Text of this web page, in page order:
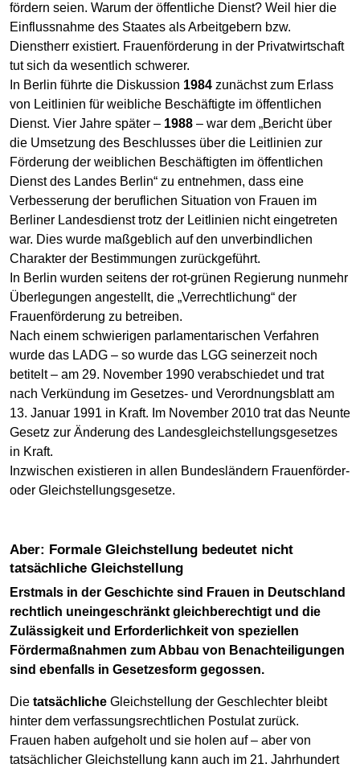
fördern seien. Warum der öffentliche Dienst? Weil hier die
Einflussnahme des Staates als Arbeitgebern bzw.
Dienstherr existiert. Frauenförderung in der Privatwirtschaft
tut sich da wesentlich schwerer.
In Berlin führte die Diskussion 1984 zunächst zum Erlass
von Leitlinien für weibliche Beschäftigte im öffentlichen
Dienst. Vier Jahre später – 1988 – war dem „Bericht über
die Umsetzung des Beschlusses über die Leitlinien zur
Förderung der weiblichen Beschäftigten im öffentlichen
Dienst des Landes Berlin“ zu entnehmen, dass eine
Verbesserung der beruflichen Situation von Frauen im
Berliner Landesdienst trotz der Leitlinien nicht eingetreten
war. Dies wurde maßgeblich auf den unverbindlichen
Charakter der Bestimmungen zurückgeführt.
In Berlin wurden seitens der rot-grünen Regierung nunmehr
Überlegungen angestellt, die „Verrechtlichung“ der
Frauenförderung zu betreiben.
Nach einem schwierigen parlamentarischen Verfahren
wurde das LADG – so wurde das LGG seinerzeit noch
betitelt – am 29. November 1990 verabschiedet und trat
nach Verkündung im Gesetzes- und Verordnungsblatt am
13. Januar 1991 in Kraft. Im November 2010 trat das Neunte
Gesetz zur Änderung des Landesgleichstellungsgesetzes
in Kraft.
Inzwischen existieren in allen Bundesländern Frauenförder-
oder Gleichstellungsgesetze.
Aber: Formale Gleichstellung bedeutet nicht
tatsächliche Gleichstellung
Erstmals in der Geschichte sind Frauen in Deutschland
rechtlich uneingeschränkt gleichberechtigt und die
Zulässigkeit und Erforderlichkeit von speziellen
Fördermaßnahmen zum Abbau von Benachteiligungen
sind ebenfalls in Gesetzesform gegossen.
Die tatsächliche Gleichstellung der Geschlechter bleibt
hinter dem verfassungsrechtlichen Postulat zurück.
Frauen haben aufgeholt und sie holen auf – aber von
tatsächlicher Gleichstellung kann auch im 21. Jahrhundert